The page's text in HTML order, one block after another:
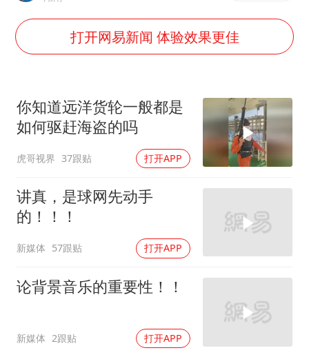
上海全力守护市民“菜篮子”
以军士兵把枪口对准中国记者
猫咪过火把节被抹成黑猫
BLG经理辟谣Bin离队
曹颖儿子首次演长剧
总书记点赞的非遗苗绣焕发新生机
打开网易新闻 体验效果更佳
你知道远洋货轮一般都是
如何驱赶海盗的吗
虎哥视界 37跟贴 打开APP
讲真，是球网先动手
的！！！
新媒体 57跟贴 打开APP
论背景音乐的重要性！！
新媒体 2跟贴 打开APP